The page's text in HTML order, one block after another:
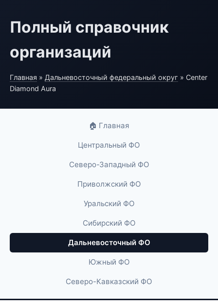
Полный справочник
организаций
Главная » Дальневосточный федеральный округ » Center
Diamond Aura
🏠 Главная
Центральный ФО
Северо-Западный ФО
Приволжский ФО
Уральский ФО
Сибирский ФО
Дальневосточный ФО
Южный ФО
Северо-Кавказский ФО